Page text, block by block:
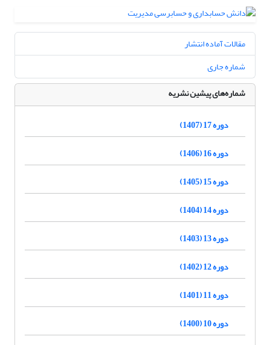
مقالات آماده انتشار
شماره جاری
شماره‌های پیشین نشریه
دوره 17 (1407)
دوره 16 (1406)
دوره 15 (1405)
دوره 14 (1404)
دوره 13 (1403)
دوره 12 (1402)
دوره 11 (1401)
دوره 10 (1400)